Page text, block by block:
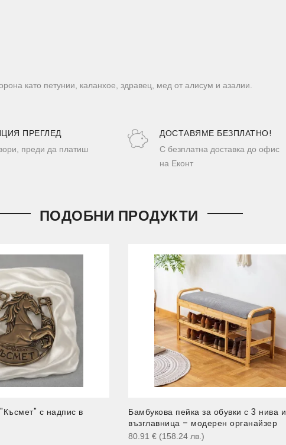
като петунии, каланхое, здравец, мед от алисум и азалии.
ПРЕГЛЕД
преди да платиш
ДОСТАВЯМЕ БЕЗПЛАТНО!
С безплатна доставка до офис
на Еконт
ПОДОБНИ ПРОДУКТИ
с надпис в
Бамбукова пейка за обувки с 3 нива и
възглавница – модерен органайзер
80.91 € (158.24 лв. )